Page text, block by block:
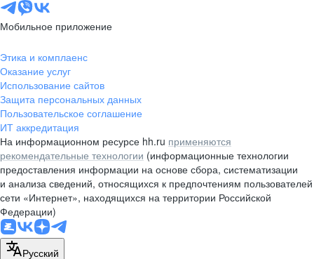
Мобильное приложение
Этика и комплаенс
Оказание услуг
Использование сайтов
Защита персональных данных
Пользовательское соглашение
ИТ аккредитация
На информационном ресурсе hh.ru применяются
рекомендательные технологии (информационные технологии
предоставления информации на основе сбора, систематизации
и анализа сведений, относящихся к предпочтениям пользователей
сети «Интернет», находящихся на территории Российской
Федерации)
Русский